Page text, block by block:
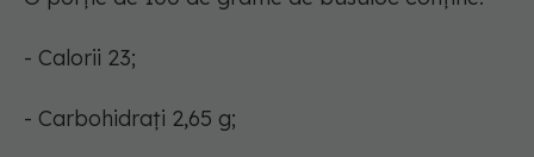
- Calorii 23;
- Carbohidrați 2,65 g;